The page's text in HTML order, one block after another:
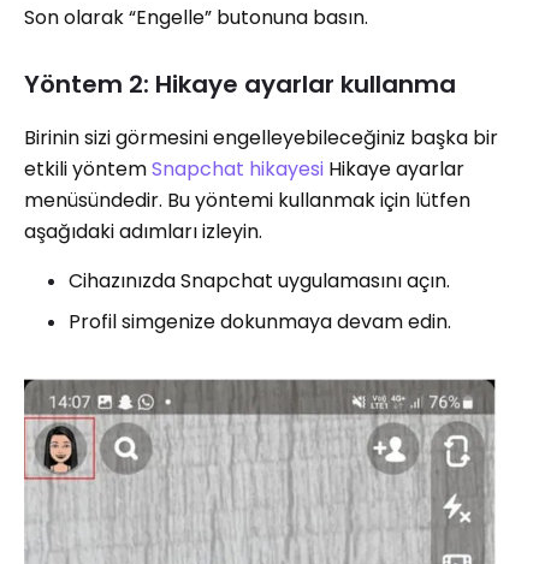
Son olarak “Engelle” butonuna basın.
Yöntem 2: Hikaye ayarlar kullanma
Birinin sizi görmesini engelleyebileceğiniz başka bir
etkili yöntemSnapchat hikayesi Hikaye ayarlar
menüsündedir. Bu yöntemi kullanmak için lütfen
aşağıdaki adımları izleyin.
Cihazınızda Snapchat uygulamasını açın.
Profil simgenize dokunmaya devam edin.